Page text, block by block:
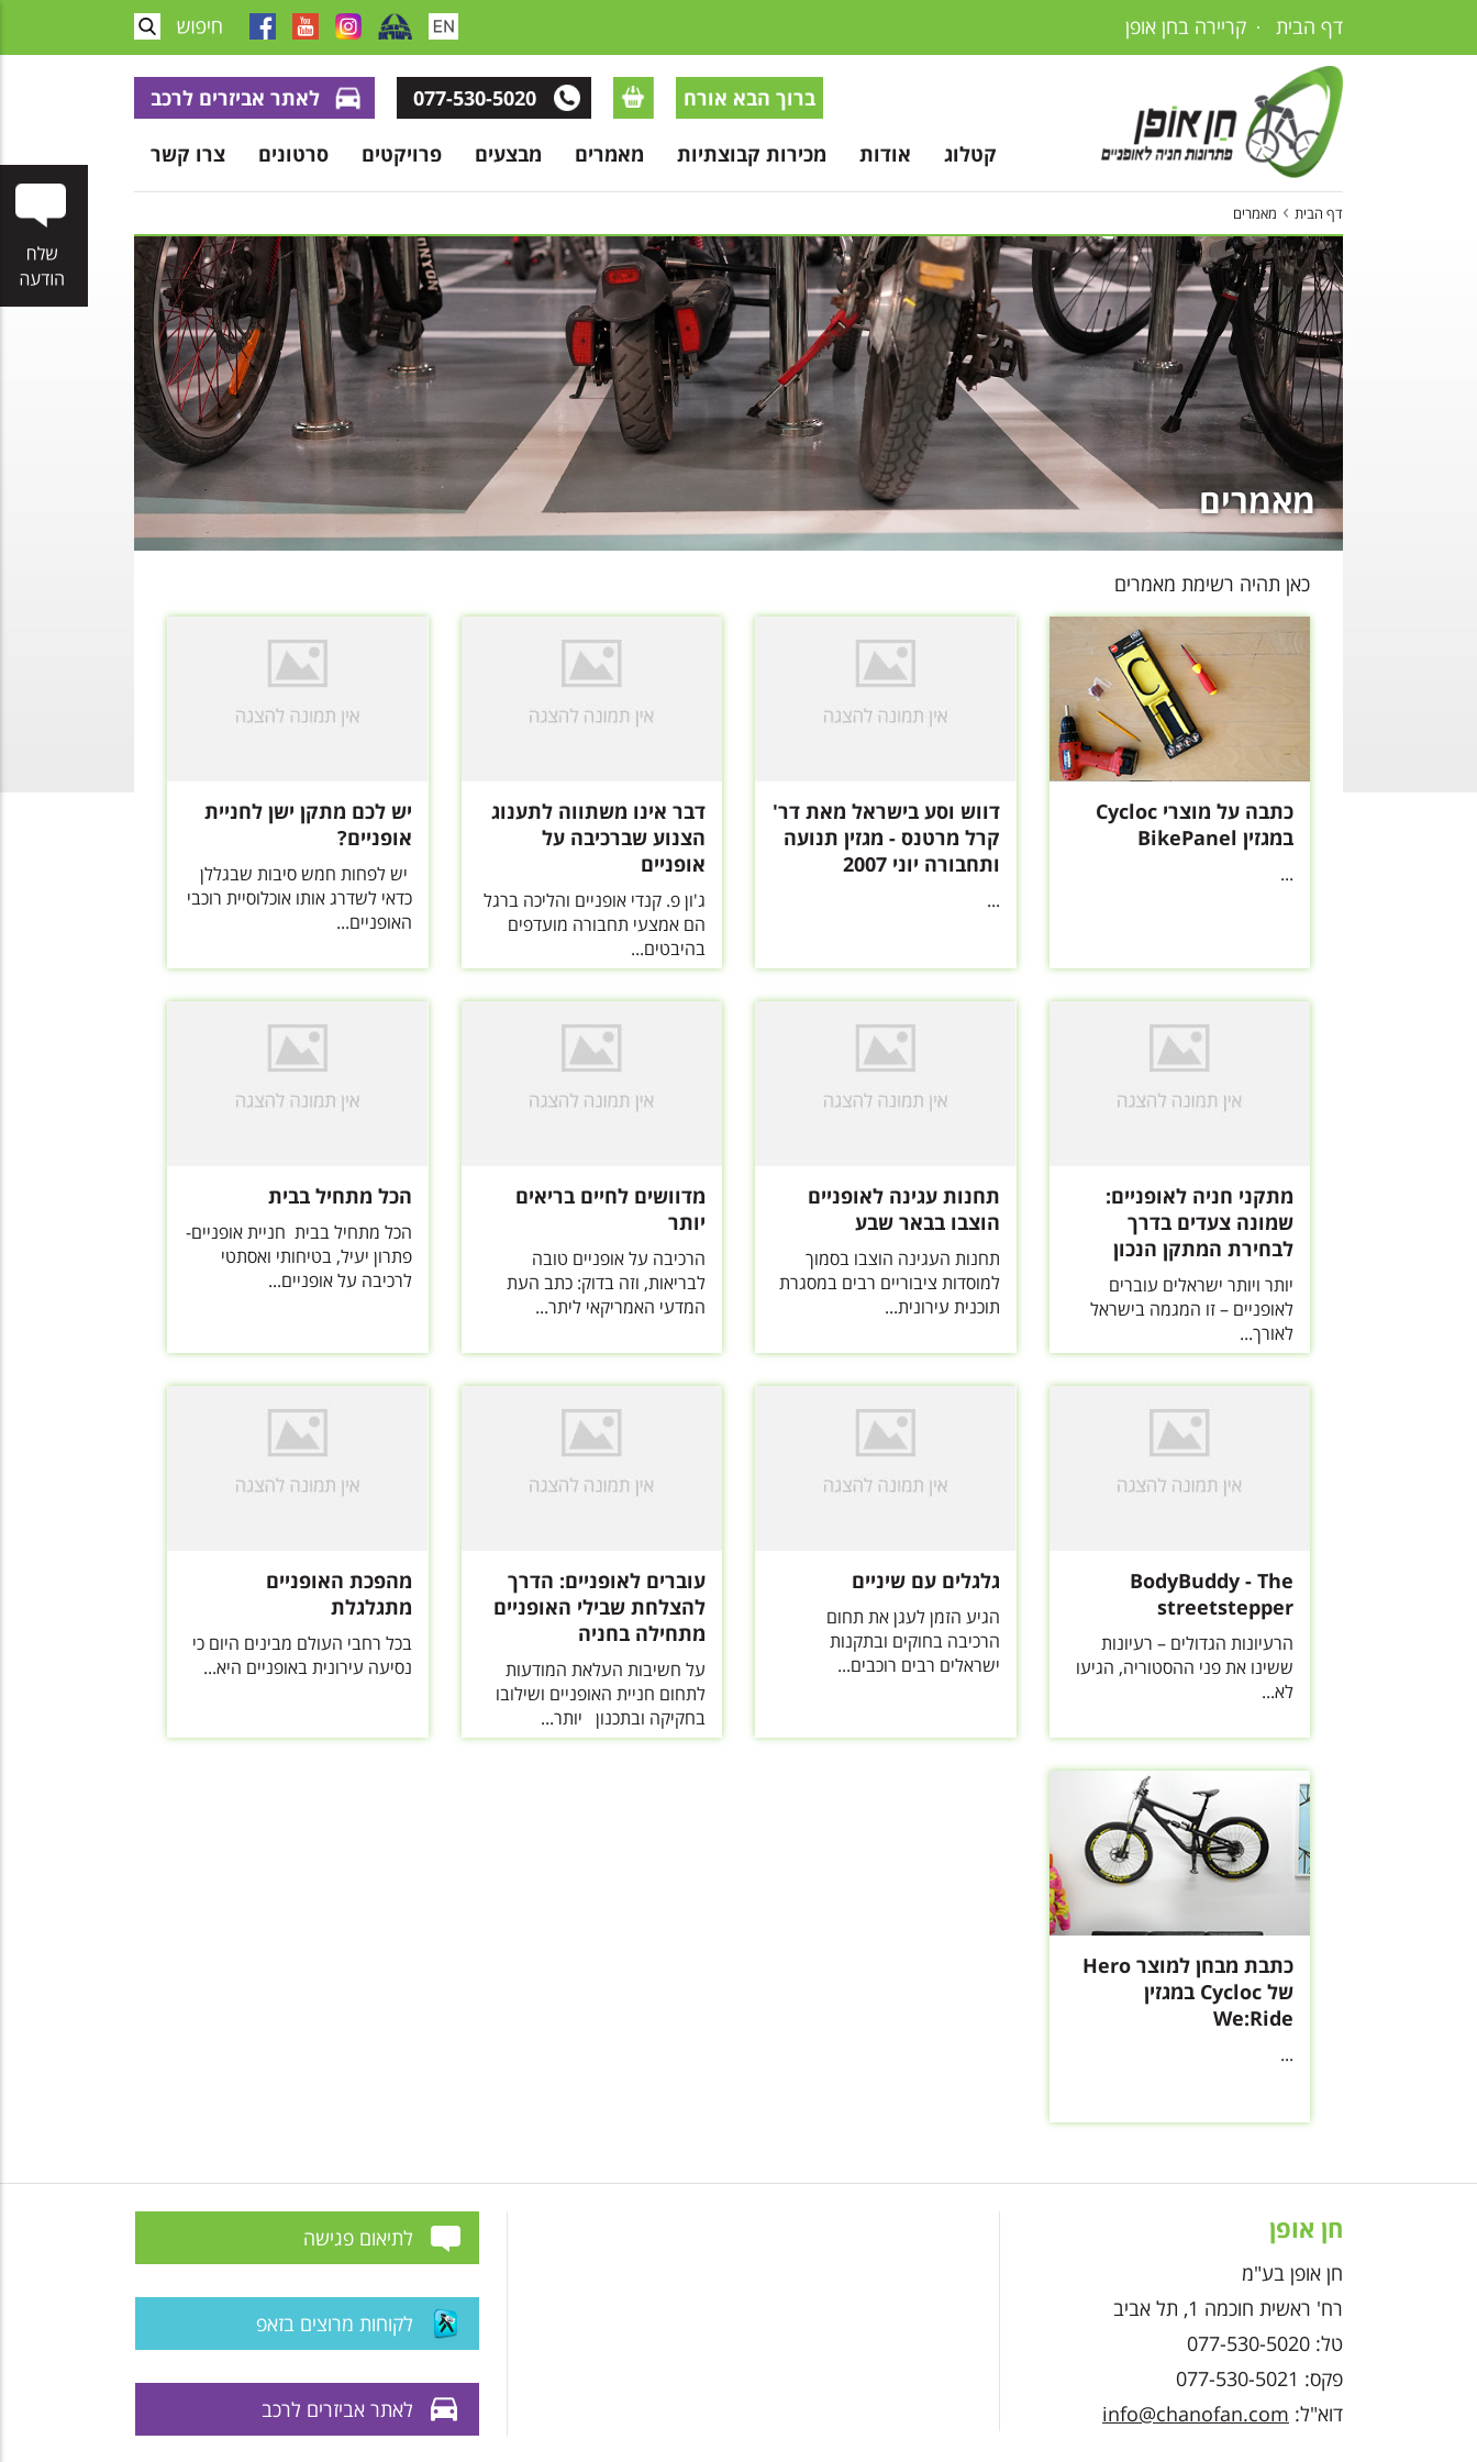
דף הבית · קריירה בחן אופן
לאתר אביזרים לרכב 077-530-5020 ברוך הבא אורח
קטלוג אודות מכירות קבוצתיות מאמרים מבצעים פרויקטים סרטונים צרו קשר
דף הבית › מאמרים
מאמרים
כאן תהיה רשימת מאמרים
כתבה על מוצרי Cycloc
במגזין BikePanel
...
דווש וסע בישראל מאת דר'
קרל מרטנס - מגזין תנועה
ותחבורה יוני 2007
...
דבר אינו משתווה לתענוג
הצנוע שברכיבה על
אופניים
ג'ון פ. קנדי אופניים והליכה ברגל
הם אמצעי תחבורה מועדפים
בהיבטים...
יש לכם מתקן ישן לחניית
אופניים?
יש לפחות חמש סיבות שבגללן
כדאי לשדרג אותו אוכלוסיית רוכבי
האופניים...
מתקני חניה לאופניים:
שמונה צעדים בדרך
לבחירת המתקן הנכון
יותר ויותר ישראלים עוברים
לאופניים – זו המגמה בישראל
לאורך...
תחנות עגינה לאופניים
הוצבו בבאר שבע
תחנות העגינה הוצבו בסמוך
למוסדות ציבוריים רבים במסגרת
תוכנית עירונית...
מדוושים לחיים בריאים
יותר
הרכיבה על אופניים טובה
לבריאות, וזה בדוק: כתב העת
המדעי האמריקאי ליתר...
הכל מתחיל בבית
הכל מתחיל בבית חניית אופניים-
פתרון יעיל, בטיחותי ואסתטי
לרכיבה על אופניים...
BodyBuddy - The
streetstepper
הרעיונות הגדולים – רעיונות
ששינו את פני ההסטוריה, הגיעו
לא...
גלגלים עם שיניים
הגיע הזמן לעגן את תחום
הרכיבה בחוקים ובתקנות
ישראלים רבים רוכבים...
עוברים לאופניים: הדרך
להצלחת שבילי האופניים
מתחילה בחניה
על חשיבות העלאת המודעות
לתחום חניית האופניים ושילובו
בחקיקה ובתכנון יותר...
מהפכת האופניים
מתגלגלת
בכל רחבי העולם מבינים היום כי
נסיעה עירונית באופניים היא...
כתבת מבחן למוצר Hero
של Cycloc במגזין
We:Ride
...
חן אופן
חן אופן בע"מ
רח' ראשית חוכמה 1, תל אביב
טל: 077-530-5020
פקס: 077-530-5021
דוא"ל: info@chanofan.com
לתיאום פגישה
לקוחות מרוצים בזאפ
לאתר אביזרים לרכב